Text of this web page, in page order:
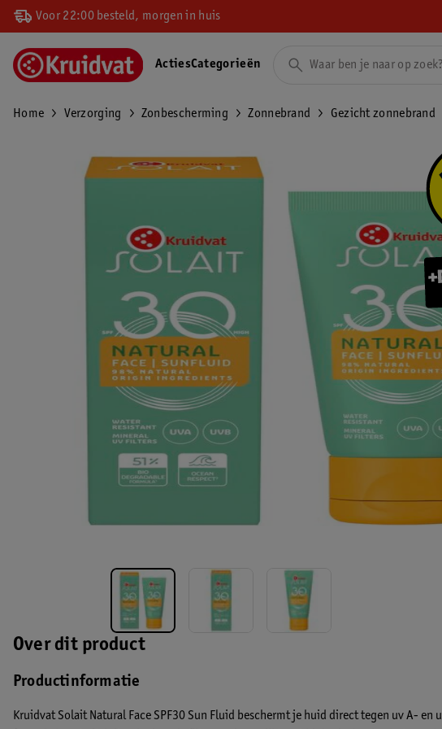
Voor 22:00 besteld, morgen in huis
ActiesCategorieën
Home Verzorging Zonbescherming Zonnebrand Gezicht zonnebrand
Over dit product
Productinformatie
Kruidvat Solait Natural Face SPF30 Sun Fluid beschermt je huid direct tegen uv A- en